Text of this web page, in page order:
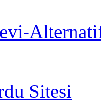
Sitesi